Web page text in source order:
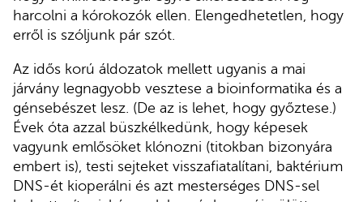
harcolni a kórokozók ellen. Elengedhetetlen, hogy
erről is szóljunk pár szót.
Az idős korú áldozatok mellett ugyanis a mai
járvány legnagyobb vesztese a bioinformatika és a
génsebészet lesz. (De az is lehet, hogy győztese.)
Évek óta azzal büszkélkedünk, hogy képesek
vagyunk emlősöket klónozni (titokban bizonyára
embert is), testi sejteket visszafiatalítani, baktérium
DNS-ét kioperálni és azt mesterséges DNS-sel